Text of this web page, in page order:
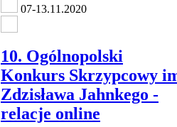
07-13.11.2020
10. Ogólnopolski
Konkurs Skrzypcowy
Zdzisława Jahnkego -
relacje online